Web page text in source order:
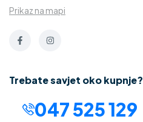
Prikaz na mapi
Trebate savjet oko kupnje?
047 525 129